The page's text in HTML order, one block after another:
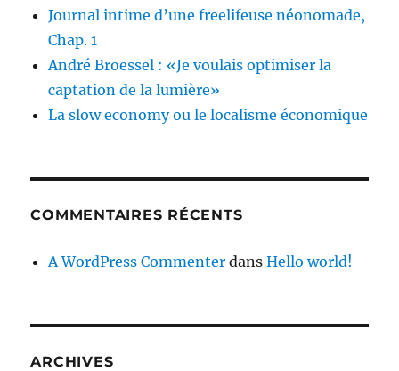
Journal intime d’une freelifeuse néonomade,
Chap. 1
André Broessel : «Je voulais optimiser la
captation de la lumière»
La slow economy ou le localisme économique
COMMENTAIRES RÉCENTS
A WordPress Commenter dansHello world!
ARCHIVES